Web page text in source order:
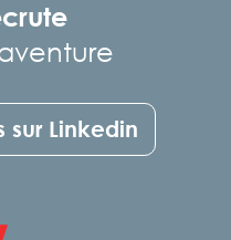
sur Linkedin